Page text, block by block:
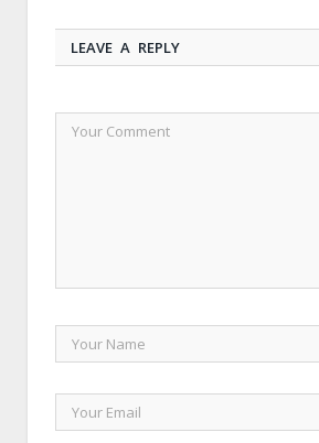
LEAVE A REPLY